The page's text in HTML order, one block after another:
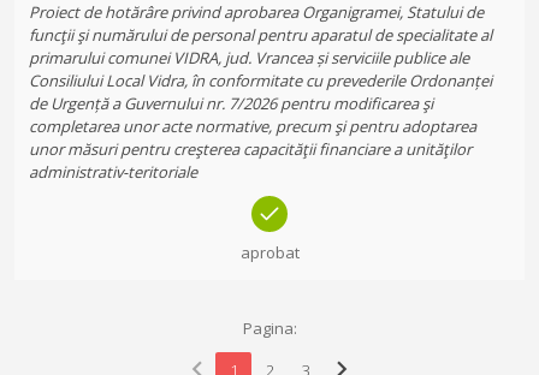
Proiect de hotărâre privind aprobarea Organigramei, Statului de
funcţii şi numărului de personal pentru aparatul de specialitate al
primarului comunei VIDRA, jud. Vrancea și serviciile publice ale
Consiliului Local Vidra, în conformitate cu prevederile Ordonanței
de Urgență a Guvernului nr. 7/2026 pentru modificarea şi
completarea unor acte normative, precum şi pentru adoptarea
unor măsuri pentru creşterea capacităţii financiare a unităţilor
administrativ-teritoriale
aprobat
Pagina:
1 2 3